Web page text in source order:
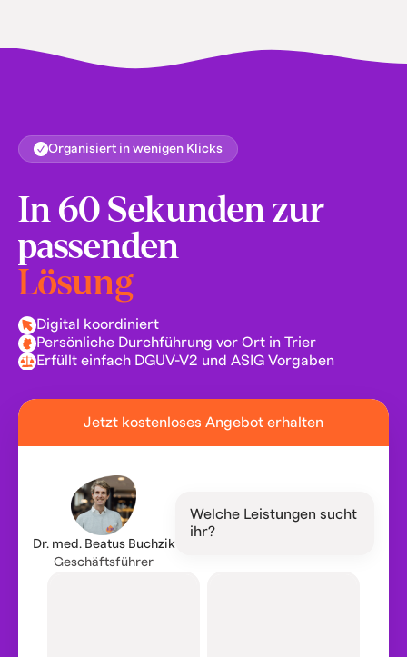
Organisiert in wenigen Klicks
In 60 Sekunden zur
passenden
Lösung
Digital koordiniert
Persönliche Durchführung vor Ort in Trier
Erfüllt einfach DGUV-V2 und ASIG Vorgaben
Jetzt kostenloses Angebot erhalten
Dr. med. Beatus Buchzik
Geschäftsführer
Welche Leistungen sucht
ihr?